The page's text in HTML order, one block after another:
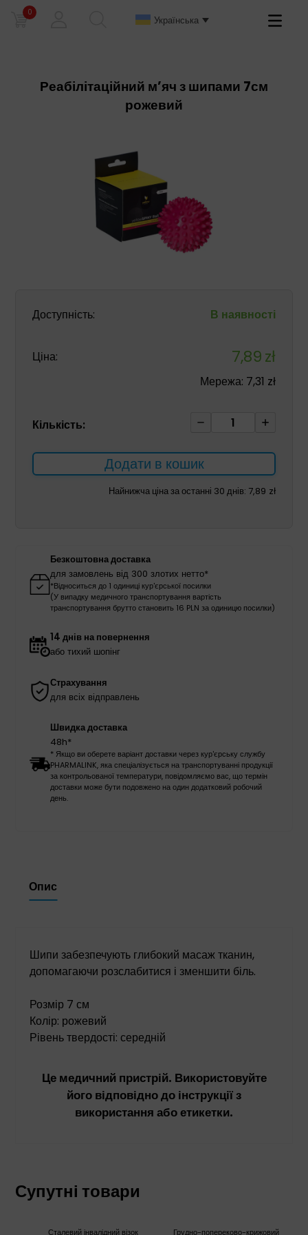
0
Українська
Primary
Реабілітаційний м’яч з шипами 7см
рожевий
Доступність: В наявності
Ціна: 7,89zł
Мережа: 7,31 zł
Кількість:
Реабілітаційний
з
7см
Додати в кошик
Найнижча ціна за останні 30 днів: 7,89 zł
Безкоштовна доставка
для замовлень від 300 злотих нетто*
*Відноситься до 1 одиниці кур'єрської посилки
(У випадку медичного транспортування вартість
транспортування брутто становить 16 PLN за одиницю посилки)
14 днів на повернення
або тихий шопінг
Страхування
для всіх відправлень
Швидка доставка
48h*
* Якщо ви оберете варіант доставки через кур'єрську службу
PHARMALINK, яка спеціалізується на транспортуванні продукції
за контрольованої температури, повідомляємо вас, що термін
доставки може бути подовжено на один додатковий робочий
день.
Опис
Шипи забезпечують глибокий масаж тканин,
допомагаючи розслабитися і зменшити біль.
Розмір 7 см
Колір: рожевий
Рівень твердості: середній
Це медичний пристрій. Використовуйте
його відповідно до інструкції з
використання або етикетки.
Супутні товари
Грудно-попереково-крижовий
Сталевий інвалідний візок